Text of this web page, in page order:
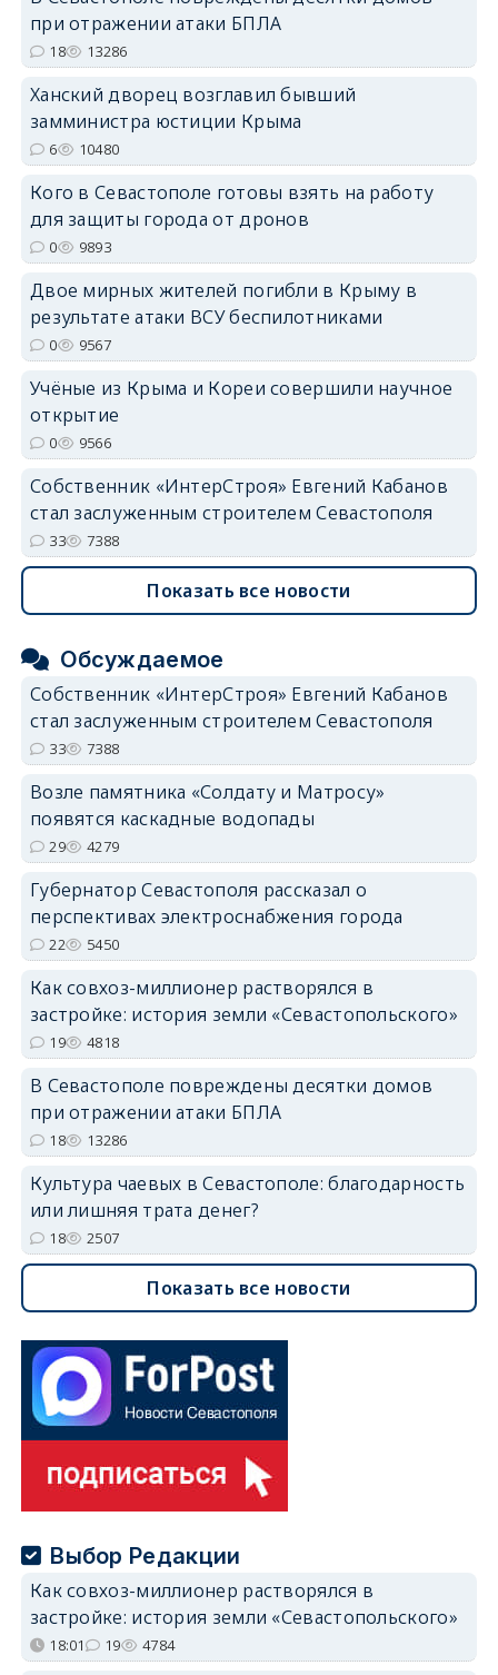
erid: 2SDnjdvhGXG
при отражении атаки БПЛА
18 13286
Ханский дворец возглавил бывший
замминистра юстиции Крыма
6 10480
Кого в Севастополе готовы взять на работу
для защиты города от дронов
0 9893
Двое мирных жителей погибли в Крыму в
результате атаки ВСУ беспилотниками
0 9567
Учёные из Крыма и Кореи совершили научное
открытие
0 9566
Собственник «ИнтерСтроя» Евгений Кабанов
стал заслуженным строителем Севастополя
33 7388
Показать все новости
Обсуждаемое
Собственник «ИнтерСтроя» Евгений Кабанов
стал заслуженным строителем Севастополя
33 7388
Возле памятника «Солдату и Матросу»
появятся каскадные водопады
29 4279
Губернатор Севастополя рассказал о
перспективах электроснабжения города
22 5450
Как совхоз-миллионер растворялся в
застройке: история земли «Севастопольского»
19 4818
В Севастополе повреждены десятки домов
при отражении атаки БПЛА
18 13286
Культура чаевых в Севастополе: благодарность
или лишняя трата денег?
18 2507
Показать все новости
Выбор Редакции
Как совхоз-миллионер растворялся в
застройке: история земли «Севастопольского»
18:01 19 4784